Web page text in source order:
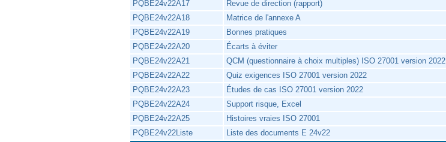
PQBE24v22A17
Revue de direction (rapport)
PQBE24v22A18
Matrice de l'annexe A
PQBE24v22A19
Bonnes pratiques
PQBE24v22A20
Écarts à éviter
PQBE24v22A21
QCM (questionnaire à choix multiples) ISO 27001 version 2022
PQBE24v22A22
Quiz exigences ISO 27001 version 2022
PQBE24v22A23
Études de cas ISO 27001 version 2022
PQBE24v22A24
Support risque, Excel
PQBE24v22A25
Histoires vraies ISO 27001
PQBE24v22Liste
Liste des documents E 24v22